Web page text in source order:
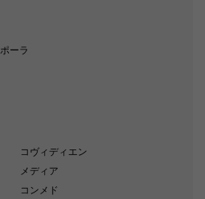
ーラ
コヴィディエン
メディア
コンメド